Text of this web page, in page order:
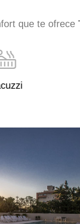
que te ofrece